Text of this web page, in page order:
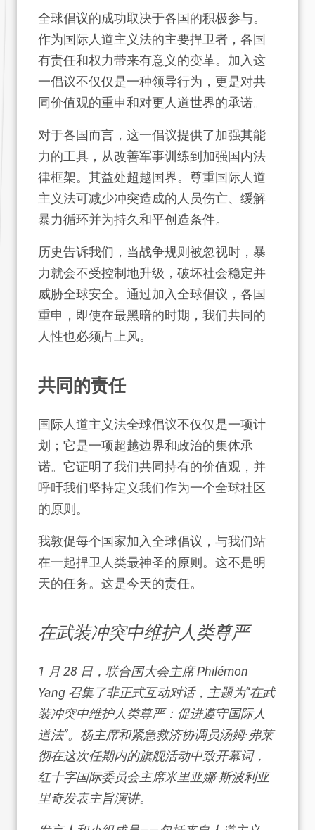
全球倡议的成功取决于各国的积极参与。
作为国际人道主义法的主要捍卫者，各国
有责任和权力带来有意义的变革。加入这
一倡议不仅仅是一种领导行为，更是对共
同价值观的重申和对更人道世界的承诺。
对于各国而言，这一倡议提供了加强其能
力的工具，从改善军事训练到加强国内法
律框架。其益处超越国界。尊重国际人道
主义法可减少冲突造成的人员伤亡、缓解
暴力循环并为持久和平创造条件。
历史告诉我们，当战争规则被忽视时，暴
力就会不受控制地升级，破坏社会稳定并
威胁全球安全。通过加入全球倡议，各国
重申，即使在最黑暗的时期，我们共同的
人性也必须占上风。
共同的责任
国际人道主义法全球倡议不仅仅是一项计
划；它是一项超越边界和政治的集体承
诺。它证明了我们共同持有的价值观，并
呼吁我们坚持定义我们作为一个全球社区
的原则。
我敦促每个国家加入全球倡议，与我们站
在一起捍卫人类最神圣的原则。这不是明
天的任务。这是今天的责任。
在武装冲突中维护人类尊严
1 月 28 日，联合国大会主席 Philémon
Yang 召集了非正式互动对话，主题为“在武
装冲突中维护人类尊严：促进遵守国际人
道法”。杨主席和紧急救济协调员汤姆·弗莱
彻在这次任期内的旗舰活动中致开幕词，
红十字国际委员会主席米里亚娜·斯波利亚
里奇发表主旨演讲。